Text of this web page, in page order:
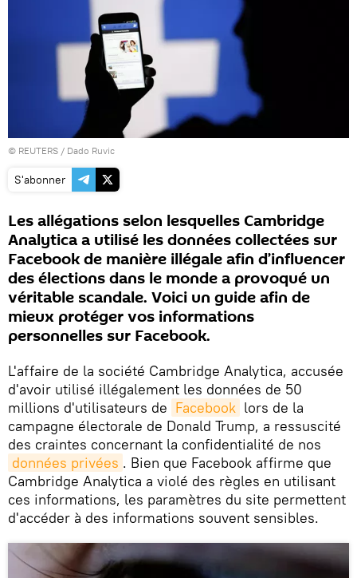
© REUTERS / Dado Ruvic
S'abonner
Les allégations selon lesquelles Cambridge
Analytica a utilisé les données collectées sur
Facebook de manière illégale afin d’influencer
des élections dans le monde a provoqué un
véritable scandale. Voici un guide afin de
mieux protéger vos informations
personnelles sur Facebook.
L'affaire de la société Cambridge Analytica, accusée
d'avoir utilisé illégalement les données de 50
millions d'utilisateurs de Facebook lors de la
campagne électorale de Donald Trump, a ressuscité
des craintes concernant la confidentialité de nos
données privées . Bien que Facebook affirme que
Cambridge Analytica a violé des règles en utilisant
ces informations, les paramètres du site permettent
d'accéder à des informations souvent sensibles.